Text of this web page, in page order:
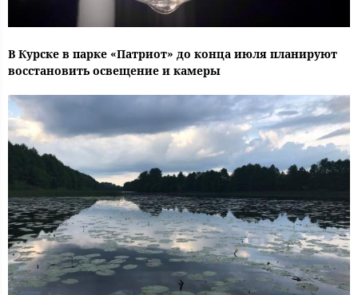
В Курске в парке «Патриот» до конца июля планируют
восстановить освещение и камеры